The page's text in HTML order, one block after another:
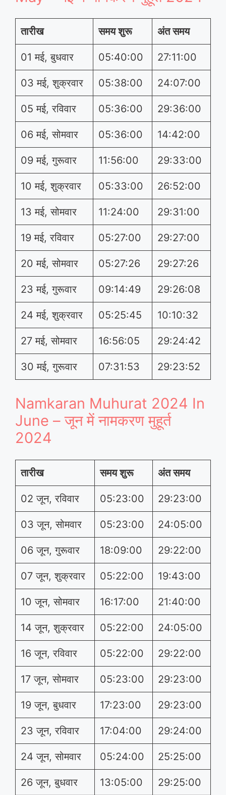
तारीख समय शुरू अंत समय
01 मई, बुधवार 05:40:00 27:11:00
03 मई, शुक्रवार 05:38:00 24:07:00
05 मई, रविवार 05:36:00 29:36:00
06 मई, सोमवार 05:36:00 14:42:00
09 मई, गुरूवार 11:56:00 29:33:00
10 मई, शुक्रवार 05:33:00 26:52:00
13 मई, सोमवार 11:24:00 29:31:00
19 मई, रविवार 05:27:00 29:27:00
20 मई, सोमवार 05:27:26 29:27:26
23 मई, गुरूवार 09:14:49 29:26:08
24 मई, शुक्रवार 05:25:45 10:10:32
27 मई, सोमवार 16:56:05 29:24:42
30 मई, गुरूवार 07:31:53 29:23:52
Namkaran Muhurat 2024 In
June – जून में नामकरण मुहूर्त
2024
तारीख समय शुरू अंत समय
02 जून, रविवार 05:23:00 29:23:00
03 जून, सोमवार 05:23:00 24:05:00
06 जून, गुरूवार 18:09:00 29:22:00
07 जून, शुक्रवार 05:22:00 19:43:00
10 जून, सोमवार 16:17:00 21:40:00
14 जून, शुक्रवार 05:22:00 24:05:00
16 जून, रविवार 05:22:00 29:22:00
17 जून, सोमवार 05:23:00 29:23:00
19 जून, बुधवार 17:23:00 29:23:00
23 जून, रविवार 17:04:00 29:24:00
24 जून, सोमवार 05:24:00 25:25:00
26 जून, बुधवार 13:05:00 29:25:00